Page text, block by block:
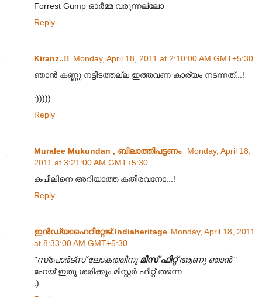
Forrest Gump ഓര്‍മ്മ വരുന്നല്ലോ
Reply
Kiranz..!! Monday, April 18, 2011 at 2:10:00 AM GMT+5:30
ഞാൻ കണ്ണു നട്ടിടത്തല്ല ഇത്തവണ കാര്യം നടന്നത്...!
:)))))
Reply
Muralee Mukundan , ബിലാത്തിപട്ടണം
Monday, April 18,
2011 at 3:21:00 AM GMT+5:30
കപിലിനെ അറിയാത്ത കതിരവനോ...!
Reply
ഇന്‍ഡ്യാഹെറിറ്റേജ്‌:Indiaheritage Monday, April 18, 2011
at 8:33:00 AM GMT+5:30
"സ്പോർട്സ് ലോകത്തിനു മിസ് ഫിറ്റ്ആണു ഞാൻ"
ഹേയ്‌ ഇതു ശരിക്കും മിസ്റ്റര്‍ ഫിറ്റ്‌ തന്നെ
:)